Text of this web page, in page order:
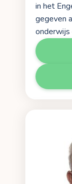
in het
gegeven
onderwijs